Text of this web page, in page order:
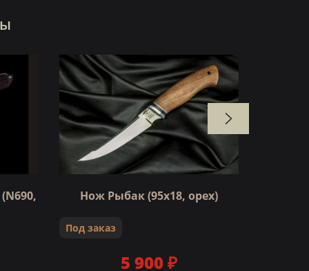
Нож Рыбак (95х18, орех)
Под заказ
5 900 ₽